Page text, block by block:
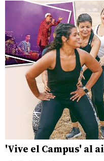
'Vive el Campus' al